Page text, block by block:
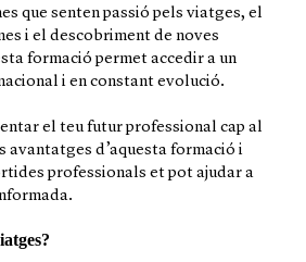
que senten passió pels viatges, el
i el descobriment de noves
formació permet accedir a un
i en constant evolució.
el teu futur professional cap al
avantatges d’aquesta formació i
professionals et pot ajudar a